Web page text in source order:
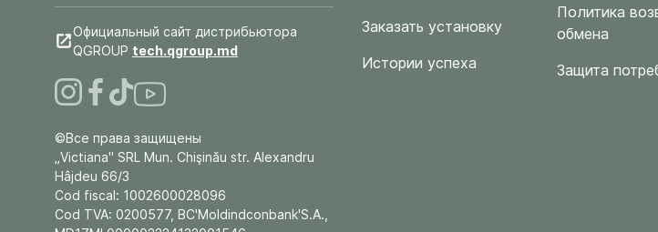
Официальный сайт дистрибьютора
QGROUP tech.qgroup.md
©Все права защищены
„Victiana" SRL Mun. Chişinău str. Alexandru
Hâjdeu 66/3
Cod fiscal: 1002600028096
Cod TVA: 0200577, BC'Moldindconbank'S.A.,
Заказать установку
Истории успеха
Политика
обмена
Защита